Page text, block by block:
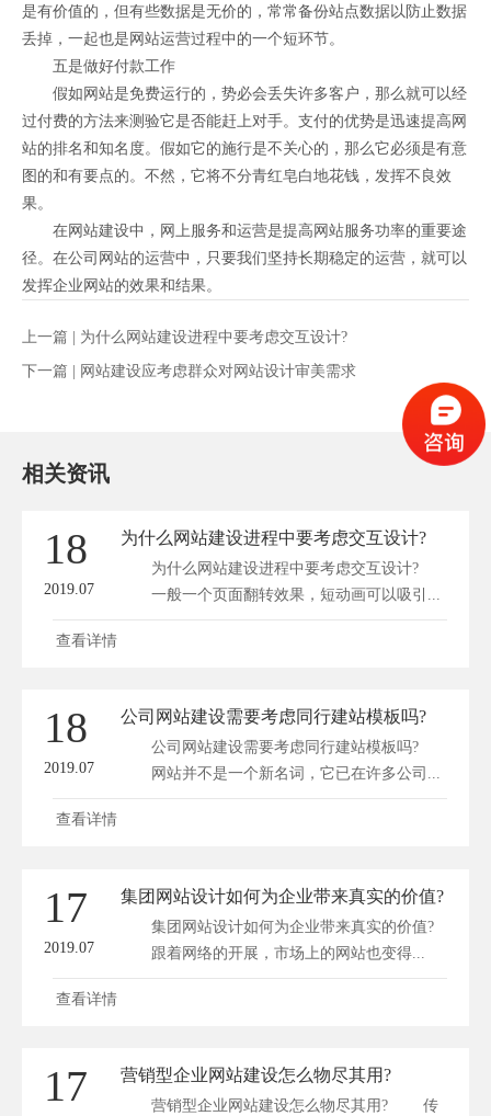
是有价值的，但有些数据是无价的，常常备份站点数据以防止数据
丢掉，一起也是网站运营过程中的一个短环节。
五是做好付款工作
假如网站是免费运行的，势必会丢失许多客户，那么就可以经
过付费的方法来测验它是否能赶上对手。支付的优势是迅速提高网
站的排名和知名度。假如它的施行是不关心的，那么它必须是有意
图的和有要点的。不然，它将不分青红皂白地花钱，发挥不良效
果。
在网站建设中，网上服务和运营是提高网站服务功率的重要途
径。在公司网站的运营中，只要我们坚持长期稳定的运营，就可以
发挥企业网站的效果和结果。
上一篇 | 为什么网站建设进程中要考虑交互设计?
下一篇 | 网站建设应考虑群众对网站设计审美需求
相关资讯
18
2019.07
为什么网站建设进程中要考虑交互设计?
为什么网站建设进程中要考虑交互设计?
一般一个页面翻转效果，短动画可以吸引...
查看详情
18
2019.07
公司网站建设需要考虑同行建站模板吗?
公司网站建设需要考虑同行建站模板吗?
网站并不是一个新名词，它已在许多公司...
查看详情
17
2019.07
集团网站设计如何为企业带来真实的价值?
集团网站设计如何为企业带来真实的价值?
跟着网络的开展，市场上的网站也变得...
查看详情
17 营销型企业网站建设怎么物尽其用?
营销型企业网站建设怎么物尽其用? 传